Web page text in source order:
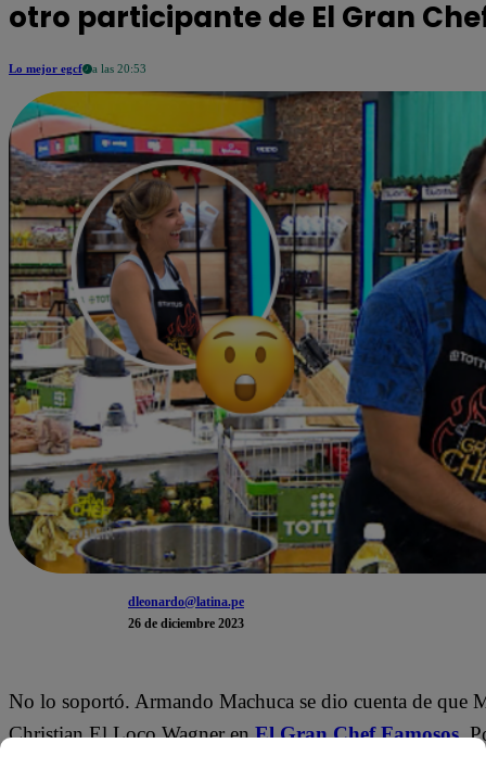
otro participante de El Gran
Lo mejor egcf a las 20:53
dleonardo@latina.pe
26 de diciembre 2023
No lo soportó. Armando Machuca se dio cuenta de que
Christian El Loco Wagner enEl Gran Chef Famosos.